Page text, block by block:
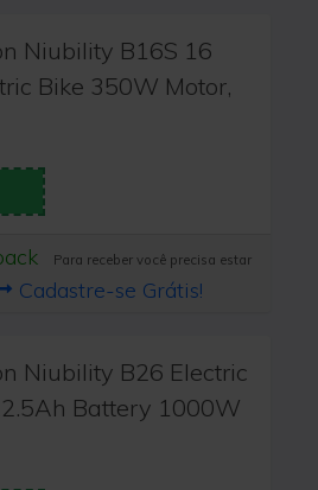
Niubility B16S 16
Bike 350W Motor,
Para receber você precisa estar
Cadastre-se Grátis!
Niubility B26 Electric
Battery 1000W